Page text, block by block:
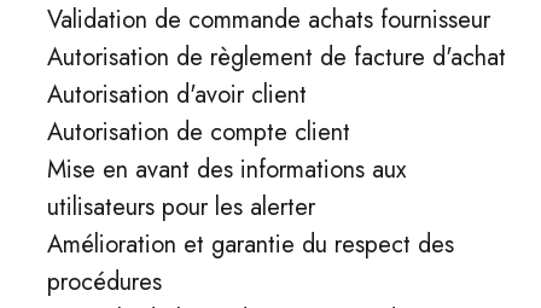
Validation de commande achats fournisseur
Autorisation de règlement de facture d'achat
Autorisation d'avoir client
Autorisation de compte client
Mise en avant des informations aux
utilisateurs pour les alerter
Amélioration et garantie du respect des
procédures